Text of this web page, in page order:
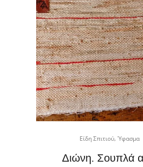
Είδη Σπιτιού, Ύφασμα
Διώνη. Σουπλά